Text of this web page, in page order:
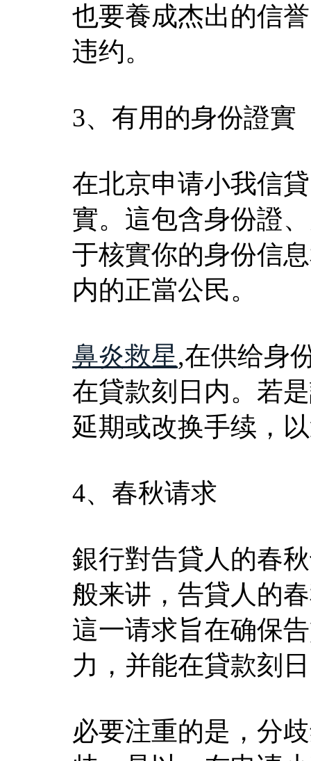
也要養成杰出的信
违约。
3、有用的身份證實
在北京申请小我信
實。這包含身份證
于核實你的身份信
内的正當公民。
鼻炎救星,在供给身
在貸款刻日内。若
延期或改换手续，
4、春秋请求
銀行對告貸人的春
般来讲，告貸人的
這一请求旨在确保
力，并能在貸款刻
必要注重的是，分